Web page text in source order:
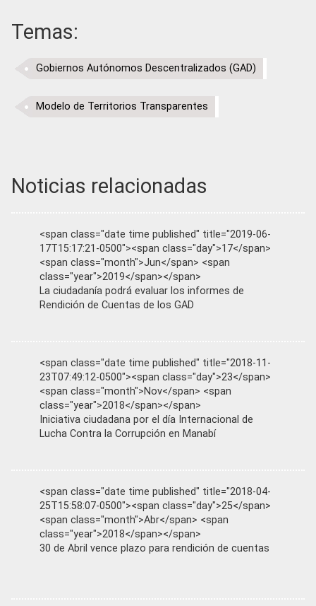
Temas:
Gobiernos Autónomos Descentralizados (GAD)
Modelo de Territorios Transparentes
Noticias relacionadas
<span class="date time published" title="2019-06-
17T15:17:21-0500"><span class="day">17</span>
<span class="month">Jun</span> <span
class="year">2019</span></span>
La ciudadanía podrá evaluar los informes de
Rendición de Cuentas de los GAD
<span class="date time published" title="2018-11-
23T07:49:12-0500"><span class="day">23</span>
<span class="month">Nov</span> <span
class="year">2018</span></span>
Iniciativa ciudadana por el día Internacional de
Lucha Contra la Corrupción en Manabí
<span class="date time published" title="2018-04-
25T15:58:07-0500"><span class="day">25</span>
<span class="month">Abr</span> <span
class="year">2018</span></span>
30 de Abril vence plazo para rendición de cuentas